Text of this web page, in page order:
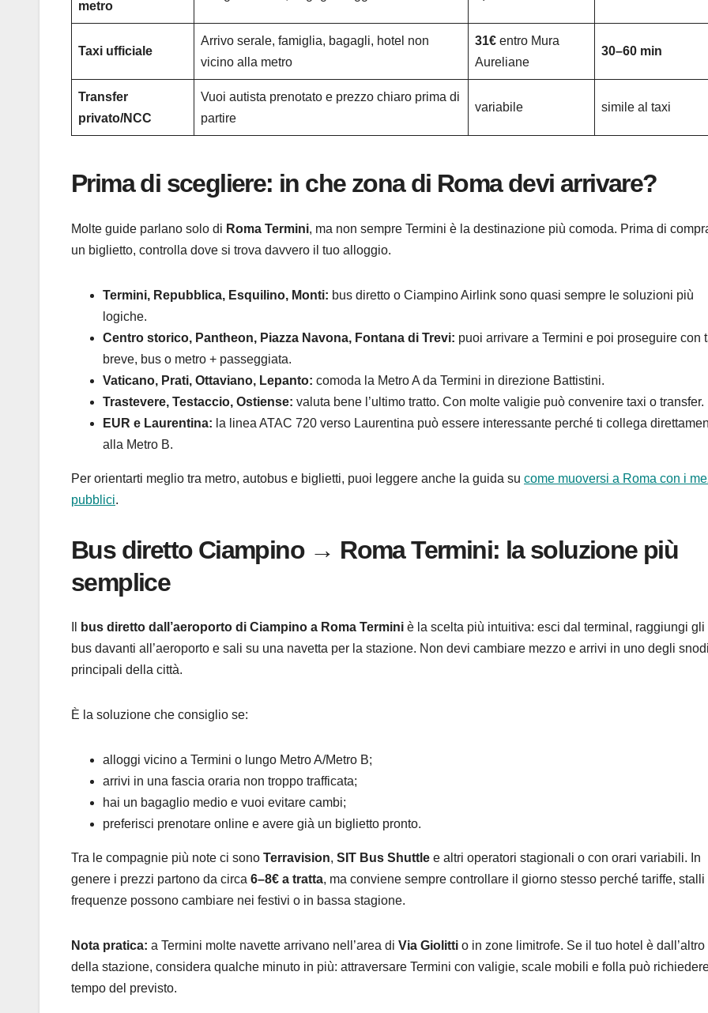
metro
Taxi ufficiale
Arrivo serale, famiglia, bagagli, hotel non
vicino alla metro
31€ entro Mura
Aureliane
30–60 min
Transfer
privato/NCC
Vuoi autista prenotato e prezzo chiaro prima di
partire
variabile simile al taxi
Prima di scegliere: in che zona di Roma devi arrivare?
Molte guide parlano solo di Roma Termini, ma non sempre Termini è la destinazione più comoda. Prima di
un biglietto, controlla dove si trova davvero il tuo alloggio.
Termini, Repubblica, Esquilino, Monti: bus diretto o Ciampino Airlink sono quasi sempre le soluzioni più
logiche.
Centro storico, Pantheon, Piazza Navona, Fontana di Trevi: puoi arrivare a Termini e poi proseguire con
breve, bus o metro + passeggiata.
Vaticano, Prati, Ottaviano, Lepanto: comoda la Metro A da Termini in direzione Battistini.
Trastevere, Testaccio, Ostiense: valuta bene l’ultimo tratto. Con molte valigie può convenire taxi o transfer.
EUR e Laurentina: la linea ATAC 720 verso Laurentina può essere interessante perché ti collega
alla Metro B.
Per orientarti meglio tra metro, autobus e biglietti, puoi leggere anche la guida su come muoversi a Roma con i
pubblici.
Bus diretto Ciampino → Roma Termini: la soluzione più
semplice
bus diretto dall’aeroporto di Ciampino a Roma Termini è la scelta più intuitiva: esci dal terminal, raggiungi gli
bus davanti all’aeroporto e sali su una navetta per la stazione. Non devi cambiare mezzo e arrivi in uno degli
principali della città.
È la soluzione che consiglio se:
alloggi vicino a Termini o lungo Metro A/Metro B;
arrivi in una fascia oraria non troppo trafficata;
hai un bagaglio medio e vuoi evitare cambi;
preferisci prenotare online e avere già un biglietto pronto.
Tra le compagnie più note ci sono Terravision, SIT Bus Shuttle e altri operatori stagionali o con orari variabili. In
genere i prezzi partono da circa 6–8€ a tratta, ma conviene sempre controllare il giorno stesso perché tariffe, stalli
frequenze possono cambiare nei festivi o in bassa stagione.
Nota pratica: a Termini molte navette arrivano nell’area di Via Giolitti o in zone limitrofe. Se il tuo hotel è dall’altro
della stazione, considera qualche minuto in più: attraversare Termini con valigie, scale mobili e folla può
tempo del previsto.